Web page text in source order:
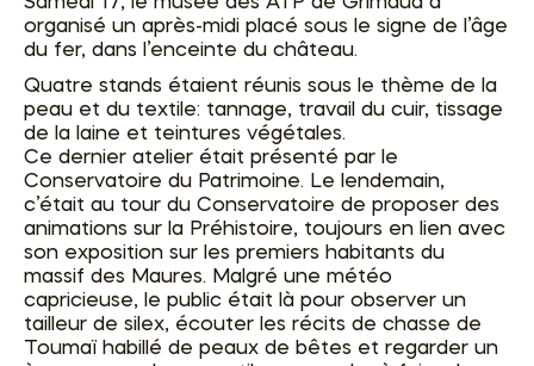
organisé un après-midi placé sous le signe de l’âge
du fer, dans l’enceinte du château.
Quatre stands étaient réunis sous le thème de la
peau et du textile: tannage, travail du cuir, tissage
de la laine et teintures végétales.
Ce dernier atelier était présenté par le
Conservatoire du Patrimoine. Le lendemain,
c’était au tour du Conservatoire de proposer des
animations sur la Préhistoire, toujours en lien avec
son exposition sur les premiers habitants du
massif des Maures. Malgré une météo
capricieuse, le public était là pour observer un
tailleur de silex, écouter les récits de chasse de
Toumaï habillé de peaux de bêtes et regarder un